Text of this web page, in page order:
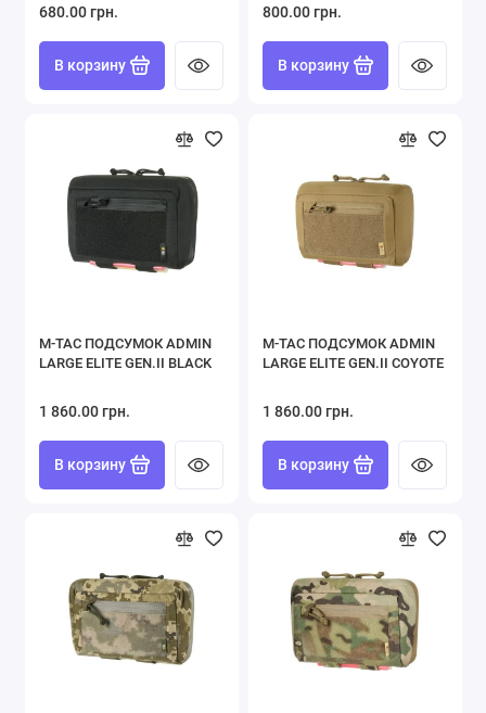
680.00 грн.
В корзину
800.00 грн.
В корзину
M-TAC ПОДСУМОК ADMIN
LARGE ELITE GEN.II BLACK
1 860.00 грн.
В корзину
M-TAC ПОДСУМОК ADMIN
LARGE ELITE GEN.II COYOTE
1 860.00 грн.
В корзину